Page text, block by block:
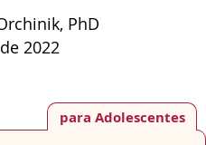
PhD
2022
para Adolescentes